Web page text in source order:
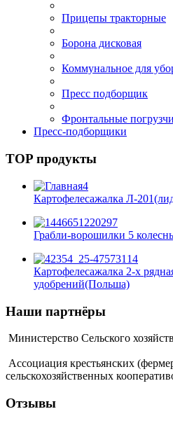
Прицепы тракторные
Борона дисковая
Коммунальное для
Пресс подборщик
Фронтальные
Пресс-подборщики
TOP продукты
Картофелесажалка Л-
Грабли-ворошилки 5
Картофелесажалка 2-х
удобрений(Польша)
Наши партнёры
Министерство Сельского
Ассоциация крестьянских
сельскохозяйственных
Отзывы